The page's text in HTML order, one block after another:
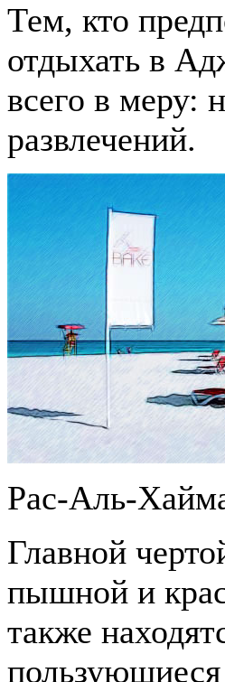
Тем, кто
отдыхать в
всего в меру:
развлечений.
Рас-Аль-
Главной
пышной и
также